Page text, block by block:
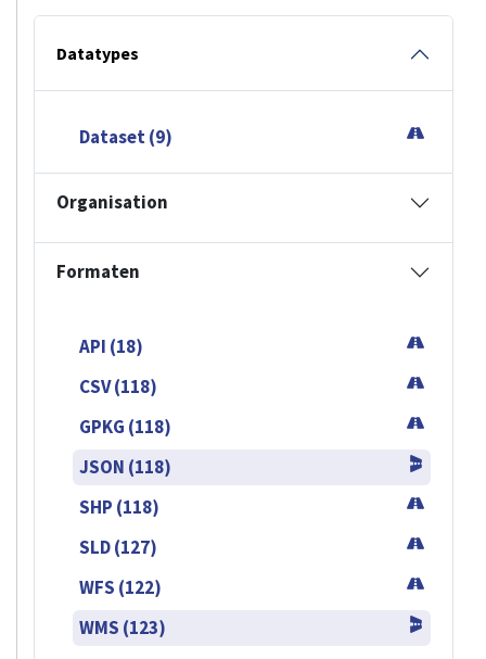
Datatypes
Dataset (9)
Organisation
Formaten
API (18)
CSV (118)
GPKG (118)
JSON (118)
SHP (118)
SLD (127)
WFS (122)
WMS (123)